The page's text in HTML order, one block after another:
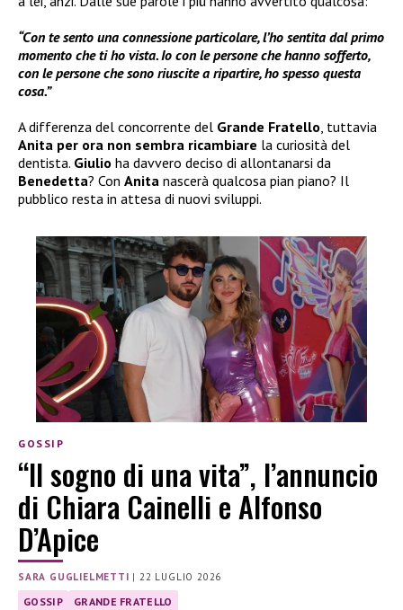
“Con te sento una connessione particolare, l’ho sentita dal primo
momento che ti ho vista. Io con le persone che hanno sofferto,
con le persone che sono riuscite a ripartire, ho spesso questa
cosa.”
A differenza del concorrente del Grande Fratello, tuttavia
Anita per ora non sembra ricambiare la curiosità del
dentista. Giulio ha davvero deciso di allontanarsi da
Benedetta? Con Anita nascerà qualcosa pian piano? Il
pubblico resta in attesa di nuovi sviluppi.
GOSSIP
“Il sogno di una vita”, l’annuncio
di Chiara Cainelli e Alfonso
D’Apice
SARA GUGLIELMETTI |22 LUGLIO 2026
GOSSIP GRANDE FRATELLO